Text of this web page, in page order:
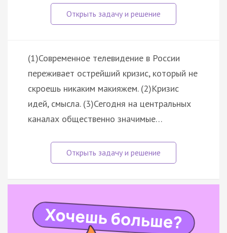
(1)Современное телевидение в России
переживает острейший кризис, который не
скроешь никаким макияжем. (2)Кризис
идей, смысла. (3)Сегодня на центральных
каналах общественно значимые…